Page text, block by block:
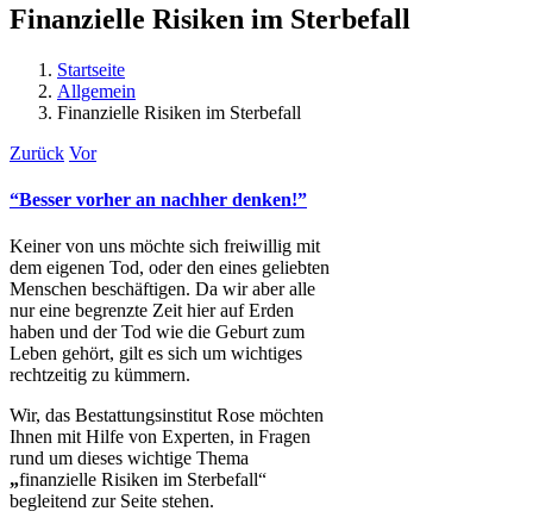
Finanzielle Risiken im Sterbefall
Startseite
Allgemein
Finanzielle Risiken im Sterbefall
Zurück Vor
“Besser vorher an nachher denken!”
Keiner von uns möchte sich freiwillig mit
dem eigenen Tod, oder den eines geliebten
Menschen beschäftigen. Da wir aber alle
nur eine begrenzte Zeit hier auf Erden
haben und der Tod wie die Geburt zum
Leben gehört, gilt es sich um wichtiges
rechtzeitig zu kümmern.
Wir, das Bestattungsinstitut Rose möchten
Ihnen mit Hilfe von Experten, in Fragen
rund um dieses wichtige Thema
„finanzielle Risiken im Sterbefall“
begleitend zur Seite stehen.